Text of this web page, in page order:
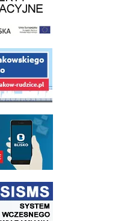
linii kolejowej Krakow Rudzice
Gmina Wieliczka w aplikacji Blisko
ostrzegania mieszkańców SISMS